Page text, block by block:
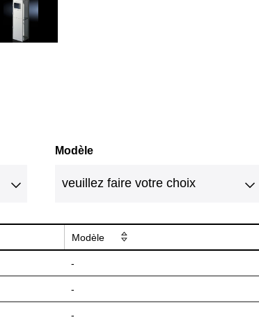
Modèle
Modèle
-
-
-